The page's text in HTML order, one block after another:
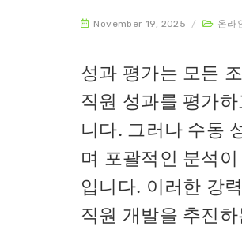
November 19, 2025 / 온라
성과 평가는 모든
직원 성과를 평가
니다. 그러나 수동
며 포괄적인 분석
입니다. 이러한 강
직원 개발을 추진